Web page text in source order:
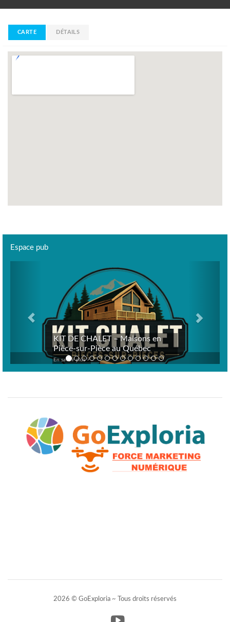
CARTE DÉTAILS
Espace pub
KIT DE CHALET – Maisons en
Pièce-sur-Pièce au Québec
En savoir plus >
2026 © GoExploria ~ Tous droits réservés